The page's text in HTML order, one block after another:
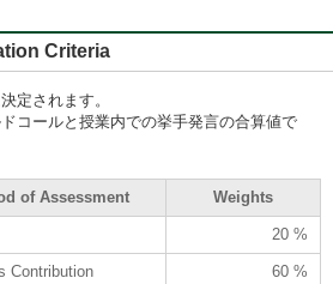
Criteria
定されます。
コールと授業内での挙手発言の合算値で
of Assessment Weights
20 %
Contribution 60 %